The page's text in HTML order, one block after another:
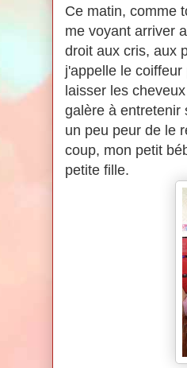
Ce matin, comme
me voyant arriver
droit aux cris, aux
j'appelle le
laisser les
galère à entretenir
un peu peur de le
coup, mon petit
petite fille.